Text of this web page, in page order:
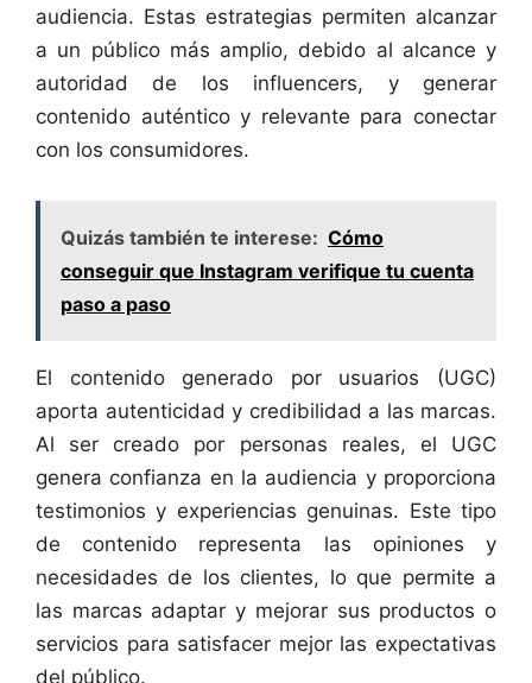
audiencia. Estas estrategias permiten alcanzar
a un público más amplio, debido al alcance y
autoridad de los influencers, y generar
contenido auténtico y relevante para conectar
con los consumidores.
Quizás también te interese: Cómo
conseguir que Instagram verifique tu cuenta
paso a paso
El contenido generado por usuarios (UGC)
aporta autenticidad y credibilidad a las marcas.
Al ser creado por personas reales, el UGC
genera confianza en la audiencia y proporciona
testimonios y experiencias genuinas. Este tipo
de contenido representa las opiniones y
necesidades de los clientes, lo que permite a
las marcas adaptar y mejorar sus productos o
servicios para satisfacer mejor las expectativas
del público.